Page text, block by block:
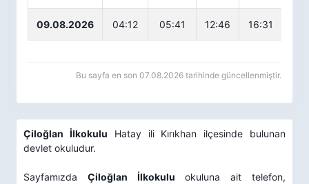
09.08.2026 04:12 05:41 12:46 16:31
Bu sayfa en son 07.08.2026 tarihinde güncellenmiştir.
Çiloğlan İlkokulu Hatay ili Kırıkhan ilçesinde bulunan
devlet okuludur.
Sayfamızda Çiloğlan İlkokulu okuluna ait telefon,